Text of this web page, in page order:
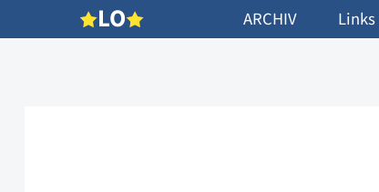
LO ARCHIV Links